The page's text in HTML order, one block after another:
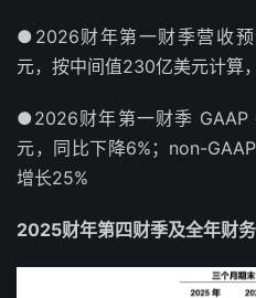
●2026财年第一财季营收
元，按中间值230亿美元计算
●2026财年第一财季 GAAP
元，同比下降6%；non-
增长25%
2025财年第四财季及全年财